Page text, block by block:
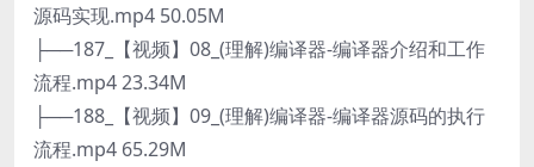
源码实现.mp4 50.05M
├──187_【视频】08_(理解)编译器-编译器介绍和工作
流程.mp4 23.34M
├──188_【视频】09_(理解)编译器-编译器源码的执行
流程.mp4 65.29M